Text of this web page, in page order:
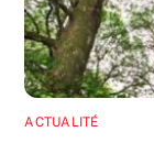
ACTUALITÉ